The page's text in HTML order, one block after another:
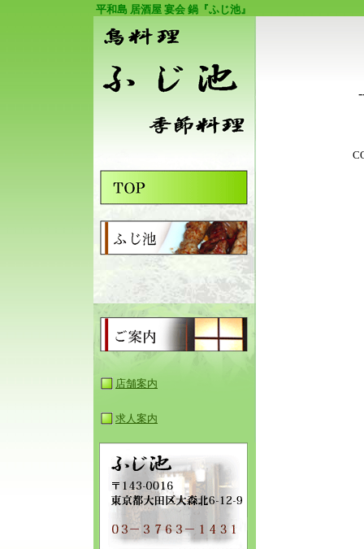
平和島 居酒屋 宴会 鍋『ふじ池』
店舗案内
求人案内